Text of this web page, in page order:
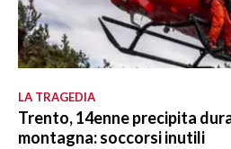
LA TRAGEDIA
Trento, 14enne precipita
montagna: soccorsi inutili